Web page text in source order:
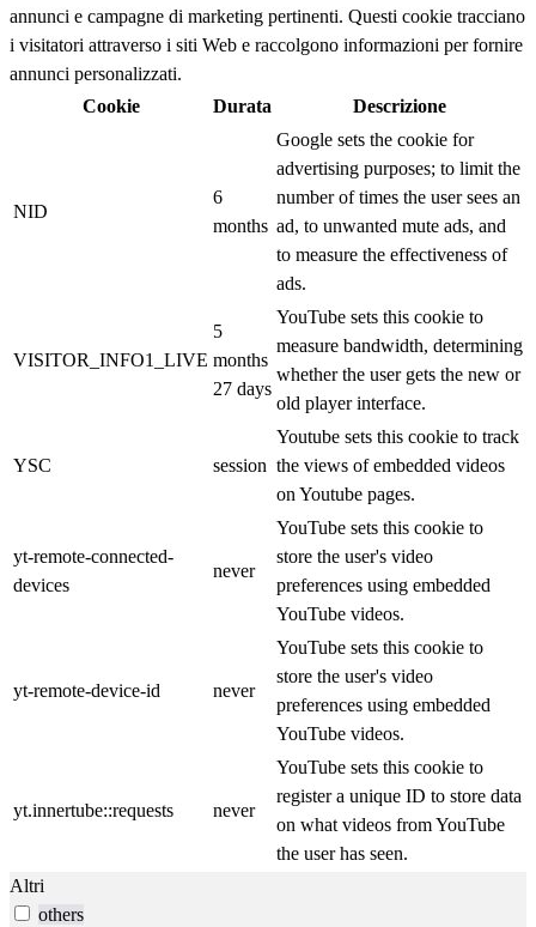
annunci e campagne di marketing pertinenti. Questi cookie tracciano
i visitatori attraverso i siti Web e raccolgono informazioni per fornire
annunci personalizzati.
Cookie
Durata Descrizione
NID
6
months
Google sets the cookie for
advertising purposes; to limit the
number of times the user sees an
ad, to unwanted mute ads, and
to measure the effectiveness of
ads.
VISITOR_INFO1_LIVE
5
months
27 days
YouTube sets this cookie to
measure bandwidth, determining
whether the user gets the new or
old player interface.
YSC session
Youtube sets this cookie to track
the views of embedded videos
on Youtube pages.
yt-remote-connected-
devices
never
YouTube sets this cookie to
store the user's video
preferences using embedded
YouTube videos.
yt-remote-device-id never
YouTube sets this cookie to
store the user's video
preferences using embedded
YouTube videos.
yt.innertube::requests never
YouTube sets this cookie to
register a unique ID to store data
on what videos from YouTube
the user has seen.
Altri
others